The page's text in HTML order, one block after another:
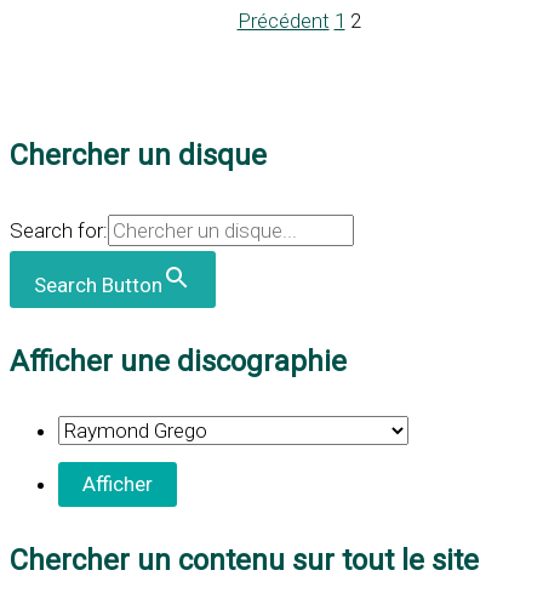
Précédent 1 2
Chercher un disque
Search for:
Search Button
Afficher une discographie
Chercher un contenu sur tout le site